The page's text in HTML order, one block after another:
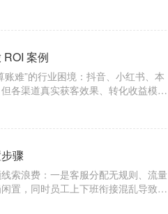
案例
难”的行业困境：抖音、小红书、本
各渠道真实获客效果、转化收益模糊
推流的客户被销售随手登记为朋友介
骤
索浪费：一是客服分配无规则、流量
置，同时员工上下班衔接混乱导致线
抖音、快手、小红书等不同投放计划